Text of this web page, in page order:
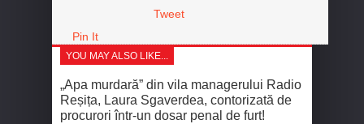
Tweet
Pin It
YOU MAY ALSO LIKE...
„Apa murdară” din vila managerului Radio
Reșița, Laura Sgaverdea, contorizată de
procurori într-un dosar penal de furt!